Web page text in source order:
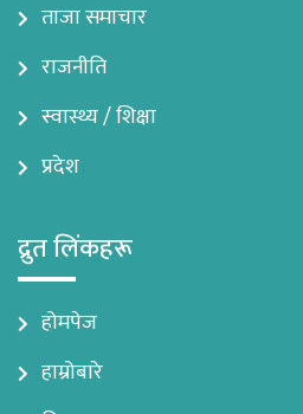
ताजा समाचार
राजनीति
स्वास्थ्य / शिक्षा
प्रदेश
द्रुत लिंकहरू
होमपेज
हाम्रोबारे